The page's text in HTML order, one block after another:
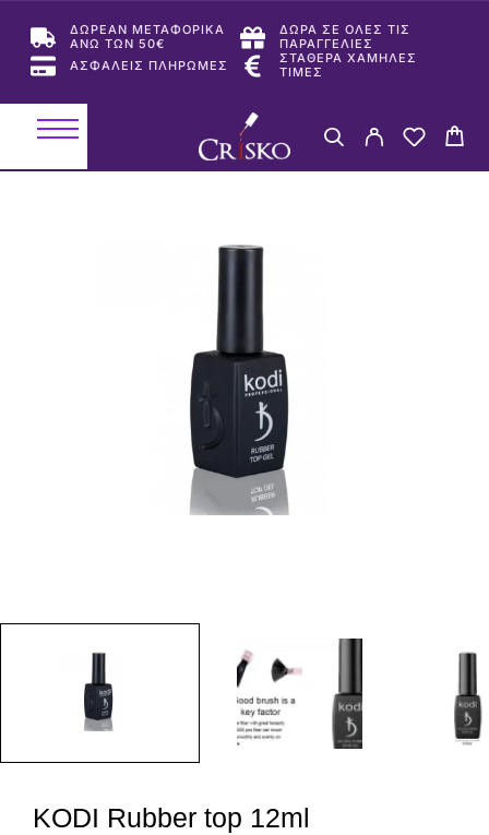
ΔΩΡΕΑΝ ΜΕΤΑΦΟΡΙΚΑ
ΑΝΩ ΤΩΝ 50€
ΔΩΡΑ ΣΕ ΟΛΕΣ ΤΙΣ
ΠΑΡΑΓΓΕΛΙΕΣ
ΑΣΦΑΛΕΙΣ ΠΛΗΡΩΜΕΣ
ΣΤΑΘΕΡΑ ΧΑΜΗΛΕΣ
ΤΙΜΕΣ
KODI Rubber top 12ml